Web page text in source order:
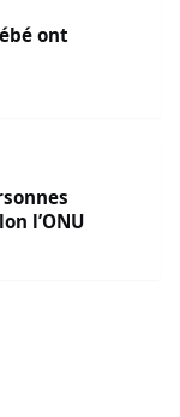
ont
l’ONU